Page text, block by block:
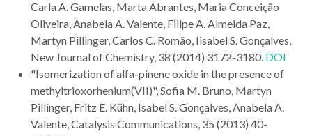
Carla A. Gamelas, Marta Abrantes, Maria Conceição
Oliveira, Anabela A. Valente, Filipe A. Almeida Paz,
Martyn Pillinger, Carlos C. Romão, Iisabel S. Gonçalves,
New Journal of Chemistry, 38 (2014) 3172-3180. DOI
"Isomerization of alfa-pinene oxide in the presence of
methyltrioxorhenium(VII)", Sofia M. Bruno, Martyn
Pillinger, Fritz E. Kühn, Isabel S. Gonçalves, Anabela A.
Valente, Catalysis Communications, 35 (2013) 40-